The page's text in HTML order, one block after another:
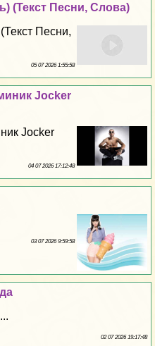
(Текст Песни, Слова)
Песни,
05 07 2026 1:55:58
Jocker
Jocker
04 07 2026 17:12:48
03 07 2026 9:59:58
02 07 2026 19:17:48